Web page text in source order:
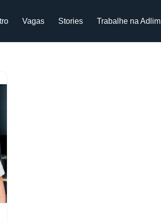
Vagas Stories Trabalhe na Adlim